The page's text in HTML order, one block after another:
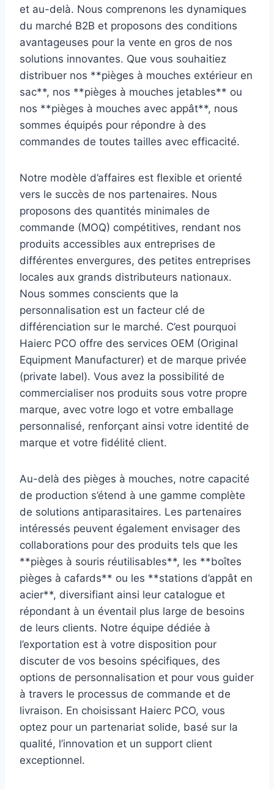
et au-delà. Nous comprenons les dynamiques
du marché B2B et proposons des conditions
avantageuses pour la vente en gros de nos
solutions innovantes. Que vous souhaitiez
distribuer nos **pièges à mouches extérieur en
sac**, nos **pièges à mouches jetables** ou
nos **pièges à mouches avec appât**, nous
sommes équipés pour répondre à des
commandes de toutes tailles avec efficacité.
Notre modèle d’affaires est flexible et orienté
vers le succès de nos partenaires. Nous
proposons des quantités minimales de
commande (MOQ) compétitives, rendant nos
produits accessibles aux entreprises de
différentes envergures, des petites entreprises
locales aux grands distributeurs nationaux.
Nous sommes conscients que la
personnalisation est un facteur clé de
différenciation sur le marché. C’est pourquoi
Haierc PCO offre des services OEM (Original
Equipment Manufacturer) et de marque privée
(private label). Vous avez la possibilité de
commercialiser nos produits sous votre propre
marque, avec votre logo et votre emballage
personnalisé, renforçant ainsi votre identité de
marque et votre fidélité client.
Au-delà des pièges à mouches, notre capacité
de production s’étend à une gamme complète
de solutions antiparasitaires. Les partenaires
intéressés peuvent également envisager des
collaborations pour des produits tels que les
**pièges à souris réutilisables**, les **boîtes
pièges à cafards** ou les **stations d’appât en
acier**, diversifiant ainsi leur catalogue et
répondant à un éventail plus large de besoins
de leurs clients. Notre équipe dédiée à
l’exportation est à votre disposition pour
discuter de vos besoins spécifiques, des
options de personnalisation et pour vous guider
à travers le processus de commande et de
livraison. En choisissant Haierc PCO, vous
optez pour un partenariat solide, basé sur la
qualité, l’innovation et un support client
exceptionnel.